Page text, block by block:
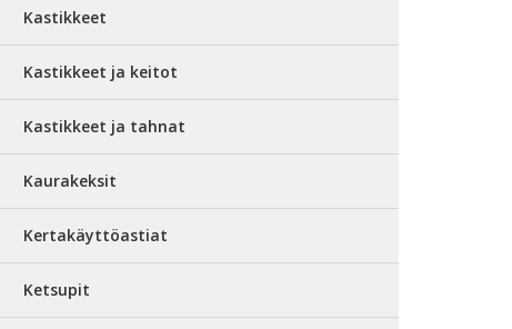
Kastikkeet
Kastikkeet ja keitot
Kastikkeet ja tahnat
Kaurakeksit
Kertakäyttöastiat
Ketsupit